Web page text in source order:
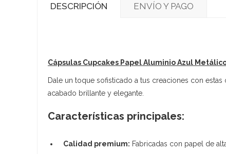
DESCRIPCIÓN ENVÍO Y PAGO
Cápsulas Cupcakes Papel Aluminio Azul
Dale un toque sofisticado a tus creaciones con
acabado brillante y elegante.
Características principales:
Calidad premium: Fabricadas con papel de